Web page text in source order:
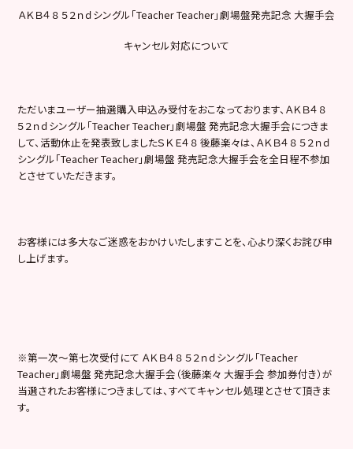
ＡＫＢ４８ ５２ｎｄシングル「Teacher Teacher」劇場盤発売記念 大握手会
キャンセル対応について
ただいまユーザー抽選購入申込み受付をおこなっております、ＡＫＢ４８
５２ｎｄシングル「Teacher Teacher」劇場盤 発売記念大握手会につきま
して、活動休止を発表致しましたＳＫＥ４８ 後藤楽々は、ＡＫＢ４８ ５２ｎｄ
シングル「Teacher Teacher」劇場盤 発売記念大握手会を全日程不参加
とさせていただきます。
お客様には多大なご迷惑をおかけいたしますことを、心より深くお詫び申
し上げます。
※第一次〜第七次受付にて ＡＫＢ４８ ５２ｎｄシングル「Teacher
Teacher」劇場盤 発売記念大握手会（後藤楽々 大握手会 参加券付き）が
当選されたお客様につきましては、すべてキャンセル処理とさせて頂きま
す。